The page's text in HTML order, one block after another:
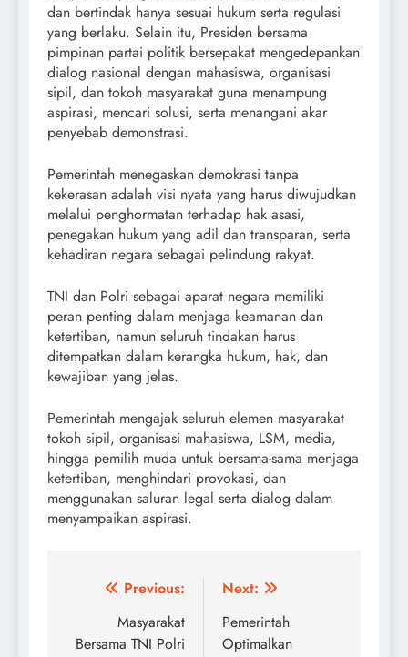
dan bertindak hanya sesuai hukum serta regulasi
yang berlaku. Selain itu, Presiden bersama
pimpinan partai politik bersepakat mengedepankan
dialog nasional dengan mahasiswa, organisasi
sipil, dan tokoh masyarakat guna menampung
aspirasi, mencari solusi, serta menangani akar
penyebab demonstrasi.
Pemerintah menegaskan demokrasi tanpa
kekerasan adalah visi nyata yang harus diwujudkan
melalui penghormatan terhadap hak asasi,
penegakan hukum yang adil dan transparan, serta
kehadiran negara sebagai pelindung rakyat.
TNI dan Polri sebagai aparat negara memiliki
peran penting dalam menjaga keamanan dan
ketertiban, namun seluruh tindakan harus
ditempatkan dalam kerangka hukum, hak, dan
kewajiban yang jelas.
Pemerintah mengajak seluruh elemen masyarakat
tokoh sipil, organisasi mahasiswa, LSM, media,
hingga pemilih muda untuk bersama-sama menjaga
ketertiban, menghindari provokasi, dan
menggunakan saluran legal serta dialog dalam
menyampaikan aspirasi.
Post
navigation
Previous:
Masyarakat
Bersama TNI Polri
Next:
Pemerintah
Optimalkan